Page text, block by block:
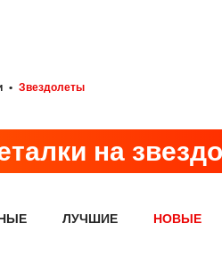
• Звездолеты
на
ЛУЧШИЕ НОВЫЕ